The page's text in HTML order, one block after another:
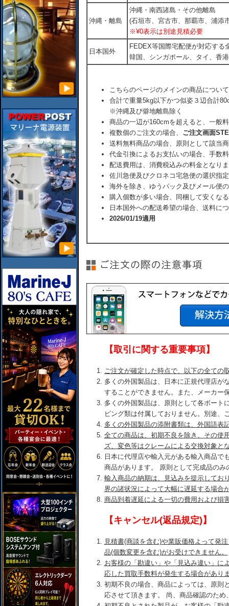
沖縄・離島
沖縄・南西諸島・その他離島
(石垣市、宮古市、那覇市、浦添
※¥0表示は別途見積必要
日本国外
FEDEX等国際宅配便が対応す
韓国、シンガポール、タイ、香
こちらのページのメインの商品につい
合計で重量5kg以下かつ似姿３辺合計
※沖縄及び僻地離島除く
商品の一辺が160cmを超えると、一般
複数個のご注文の場合、 ご注文画面
送料無料商品の場合、原則として該当
代金引換によるお支払いの場合、手数
配送費用は、消費税込みの料金となり
佐川急便及びクロネコ宅急便の選択指
海外を除き、ゆうパック及びメール便
購入個数が多い場合、同梱して安くな
日本国外への配送希望の場合、送料に
2026/01/19適用
【取引に関する重要事項】
ご注文が確定した時点で、以下の全ての
多くの外国製品は、日本に正規代理店が
することができません。また、メーカー
多くの外国製品は、原則として各ボート
ピング類は付属しておりません。別途、
多くの外国製品の添附書類は、外国語表
全ての商品は、初期不良を除き、その使
ズ、変色等はクレームによる交換対象と
日本に代理店や輸入元がある輸入商品で
商品があります。 原則として完成品のみ
輸入商品の納期は、見込みを提示してお
界の諸状況によって大幅に遅延する場合
商品到着遅延による一切の費用および損
【キャンセル(返品規定)】
見積書(商談を含む)や業販価格よって発
品(個数変更を含む)がお受けできません。
お客様の「勘違い」や「見込み違い」に
応した買取手数料が発生する場合があり
初期不良の場合、商品によっては、原則
応させて頂きます。 尚、商品確認のた